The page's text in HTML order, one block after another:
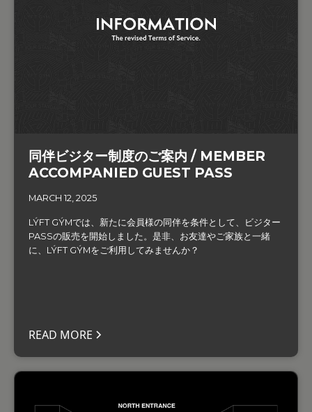
同伴ビジター制度のご案内 / MEMBER
ACCOMPANIED GUEST PASS
MARCH 12, 2025
LÝFT GÝMでは、新たに会員様の同伴を条件として、ビジター
PASSの販売を開始しました。是非、お友達やご家族と一緒
に、LÝFT GÝMをご利用してみませんか？‍
READ MORE